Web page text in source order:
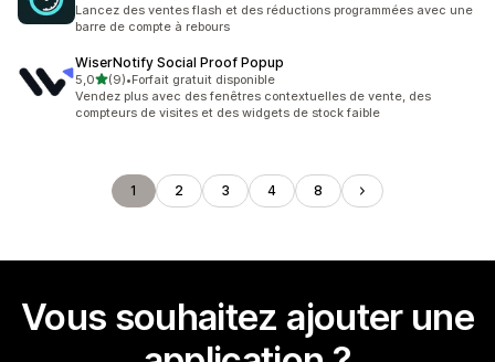
Lancez des ventes flash et des réductions programmées avec une
barre de compte à rebours
WiserNotify Social Proof Popup
5,0étoile(s) sur 5
(9)
9 avis au total
•Forfait gratuit disponible
Vendez plus avec des fenêtres contextuelles de vente, des
compteurs de visites et des widgets de stock faible
1 2 3 4 8
Vous souhaitez ajouter une